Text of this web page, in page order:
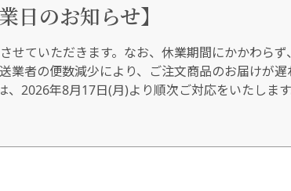
日のお知らせ】
せていただきます。なお、休業期間にかかわら
者の便数減少により、ご注文商品のお届けが遅
2026年8月17日(月)より順次ご対応をいたしま